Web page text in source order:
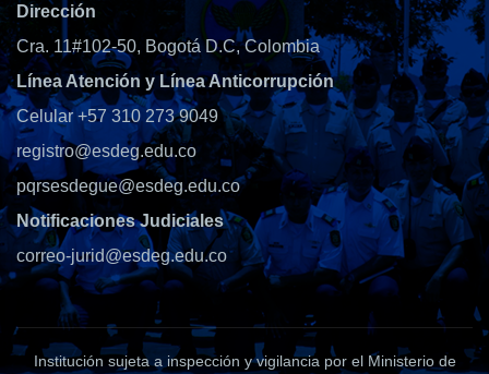
Dirección
Cra. 11#102-50, Bogotá D.C, Colombia
Línea Atención y Línea Anticorrupción
Celular +57 310 273 9049
registro@esdeg.edu.co
pqrsesdegue@esdeg.edu.co
Notificaciones Judiciales
correo-jurid@esdeg.edu.co
Institución sujeta a inspección y vigilancia por el Ministerio de